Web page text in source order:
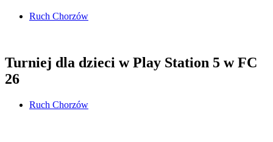
Ruch Chorzów
Turniej dla dzieci w Play Station 5 w FC
26
Ruch Chorzów